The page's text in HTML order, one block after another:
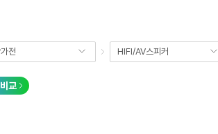
전 HIFI/AV스피커
교